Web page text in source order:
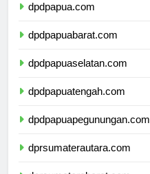
dpdpapua.com
dpdpapuabarat.com
dpdpapuaselatan.com
dpdpapuatengah.com
dpdpapuapegunungan.com
dprsumaterautara.com